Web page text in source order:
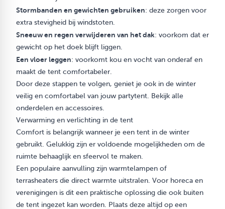
Stormbanden en gewichten gebruiken: deze zorgen voor
extra stevigheid bij windstoten.
Sneeuw en regen verwijderen van het dak: voorkom dat er
gewicht op het doek blijft liggen.
Een vloer leggen: voorkomt kou en vocht van onderaf en
maakt de tent comfortabeler.
Door deze stappen te volgen, geniet je ook in de winter
veilig en comfortabel van jouw partytent. Bekijk alle
onderdelen en accessoires
Verwarming en verlichting in de tent
Comfort is belangrijk wanneer je een tent in de winter
gebruikt. Gelukkig zijn er voldoende mogelijkheden om de
ruimte behaaglijk en sfeervol te maken.
Een populaire aanvulling zijn warmtelampen of
terrasheaters die direct warmte uitstralen. Voor horeca en
verenigingen is dit een praktische oplossing die ook buiten
de tent ingezet kan worden. Plaats deze altijd op een